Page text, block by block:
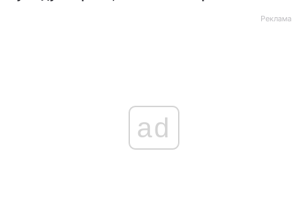
Реклама
ad